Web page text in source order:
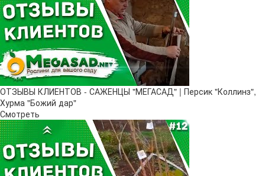
ОТЗЫВЫ КЛИЕНТОВ - САЖЕНЦЫ "МЕГАСАД" | Персик "Коллинз",
Хурма "Божий дар"
Смотреть